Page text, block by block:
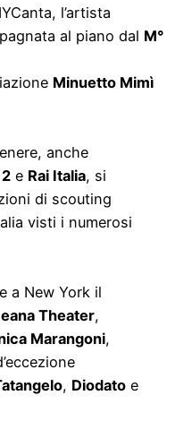
l’artista
al piano dal M°
Minuetto Mimì
anche
e Rai Italia, si
di scouting
visti i numerosi
a New York il
Theater,
Marangoni,
, Diodato e